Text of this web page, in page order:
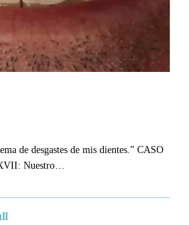
de desgastes de mis dientes.” CASO
Nuestro…